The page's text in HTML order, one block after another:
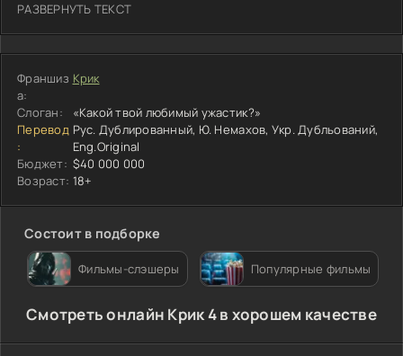
плечо. Правила игры знакомы, а противник явно рассчитывает
на эффект неожиданности. Каждый, кто окажется рядом,
становится мишенью. Сидни предстоит вспомнить, чему её
Затянувшаяся пауза закончилась: маска снова надета.
РАЗВЕРНУТЬ ТЕКСТ
Франшиз
а:
Крик
Слоган:
«Какой твой любимый ужастик?»
Перевод
:
Рус. Дублированный, Ю. Немахов, Укр. Дубльований,
Eng.Original
Бюджет: $40 000 000
Возраст: 18+
Состоит в подборке
Фильмы-слэшеры Популярные фильмы
Cмотреть онлайн Крик 4 в хорошем качестве